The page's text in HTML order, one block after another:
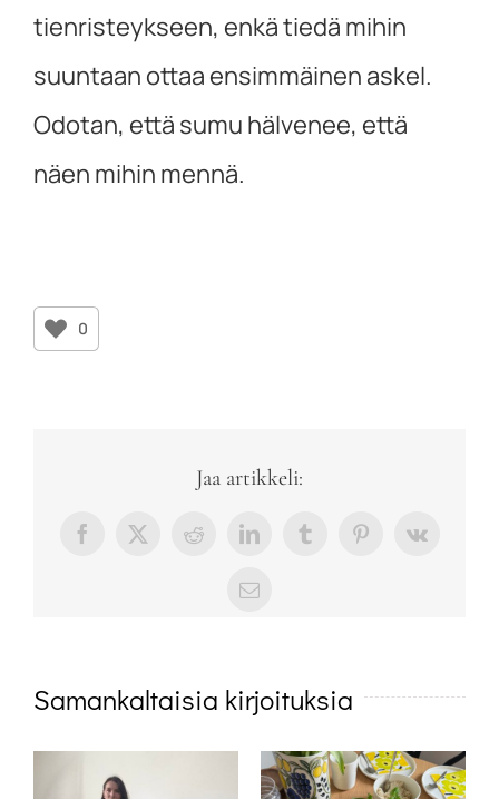
tienristeykseen, enkä tiedä mihin
suuntaan ottaa ensimmäinen askel.
Odotan, että sumu hälvenee, että
näen mihin mennä.
0
Jaa artikkeli:
Facebook
X RedditLinkedInTumblrPinterest
Vk
sähköposti
Samankaltaisia kirjoituksia